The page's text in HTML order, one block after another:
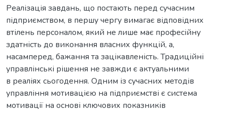
Реалізація завдань, що постають перед сучасним
підприємством, в першу чергу вимагає відповідних
втілень персоналом, який не лише має професійну
здатність до виконання власних функцій, а,
насамперед, бажання та зацікавленість. Традиційні
управлінські рішення не завжди є актуальними
в реаліях сьогодення. Одним із сучасних методів
управління мотивацією на підприємстві є система
мотивації на основі ключових показників